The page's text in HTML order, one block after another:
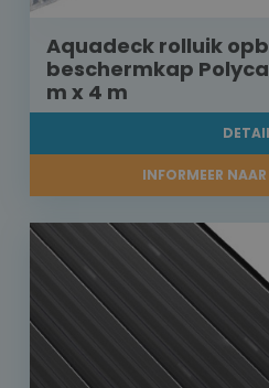
Aquadeck rolluik
beschermkap
m x 4 m
INFORMEER